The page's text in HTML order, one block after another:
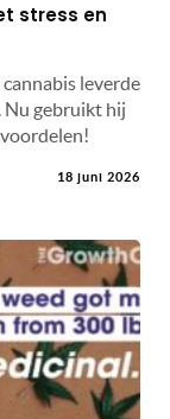
stress en
leverde
Nu gebruikt hij
18 juni 2026